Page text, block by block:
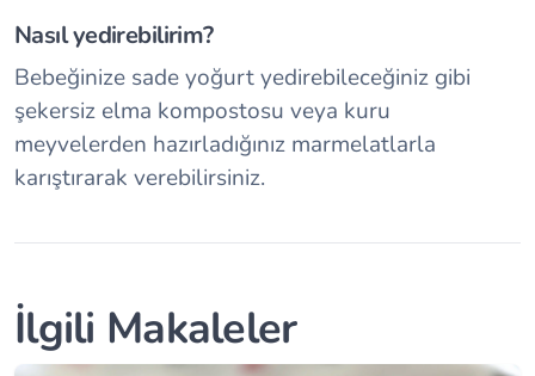
Nasıl yedirebilirim?
Bebeğinize sade yoğurt yedirebileceğiniz gibi
şekersiz elma kompostosu veya kuru
meyvelerden hazırladığınız marmelatlarla
karıştırarak verebilirsiniz.
İlgili Makaleler